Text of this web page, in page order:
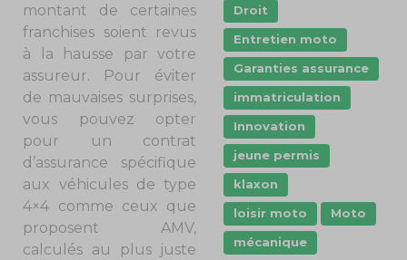
montant de certaines
franchises soient revus
à la hausse par votre
assureur. Pour éviter
de mauvaises surprises,
vous pouvez opter
pour un contrat
d’assurance spécifique
aux véhicules de type
4×4 comme ceux que
proposent AMV,
calculés au plus juste
Droit
Entretien moto
Garanties assurance
immatriculation
Innovation
jeune permis
klaxon
loisir moto
Moto
mécanique